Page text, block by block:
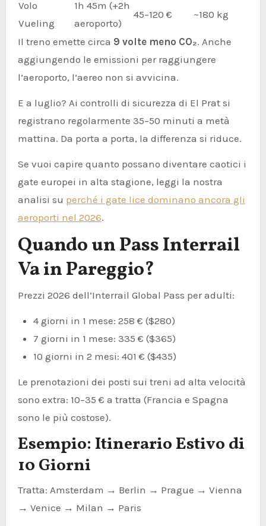
Volo
Vueling
1h 45m (+2h
aeroporto)
45–120 € ~180 kg
Il treno emette circa 9 volte meno CO₂. Anche
aggiungendo le emissioni per raggiungere
l’aeroporto, l’aereo non si avvicina.
E a luglio? Ai controlli di sicurezza di El Prat si
registrano regolarmente 35–50 minuti a metà
mattina. Da porta a porta, la differenza si riduce.
Se vuoi capire quanto possano diventare caotici i
gate europei in alta stagione, leggi la nostra
analisi su perché i gate lice dominano ancora gli
aeroporti nel 2026.
Quando un Pass Interrail
Va in Pareggio?
Prezzi 2026 dell’Interrail Global Pass per adulti:
4 giorni in 1 mese: 258 € ($280)
7 giorni in 1 mese: 335 € ($365)
10 giorni in 2 mesi: 401 € ($435)
Le prenotazioni dei posti sui treni ad alta velocità
sono extra: 10–35 € a tratta (Francia e Spagna
sono le più costose).
Esempio: Itinerario Estivo di
10 Giorni
Tratta: Amsterdam → Berlin → Prague → Vienna
→ Venice → Milan → Paris